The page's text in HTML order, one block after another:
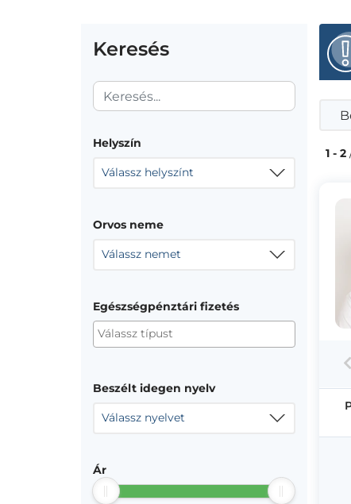
Keresés
Helyszín
Válassz helyszínt
Orvos neme
Válassz nemet
Egészségpénztári fizetés
Beszélt idegen nyelv
Válassz nyelvet
Ár
1 - 2